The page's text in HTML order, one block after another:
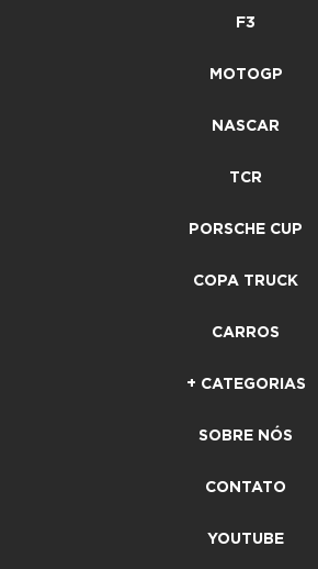
F3
MOTOGP
NASCAR
TCR
PORSCHE CUP
COPA TRUCK
CARROS
+ CATEGORIAS
SOBRE NÓS
CONTATO
YOUTUBE